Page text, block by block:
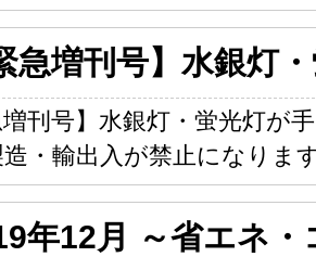
急増刊号】水銀灯
増刊号】水銀灯・蛍光灯が
・輸出入が禁止になりま
年12月 ～省エネ